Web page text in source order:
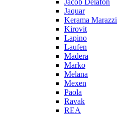
Jacob Delafon
Jaquar
Kerama Marazzi
Kirovit
Lapino
Laufen
Madera
Marko
Melana
Mexen
Paola
Ravak
REA